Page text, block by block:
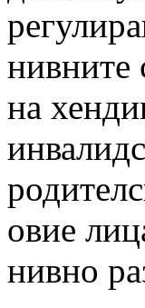
нивните
на
овие
нивно